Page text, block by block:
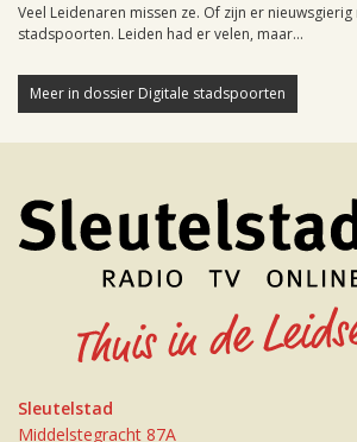
Veel Leidenaren missen ze. Of zijn er
stadspoorten. Leiden had er velen, maar...
Meer in dossier Digitale stadspoorten
Sleutelstad
Middelstegracht 87A